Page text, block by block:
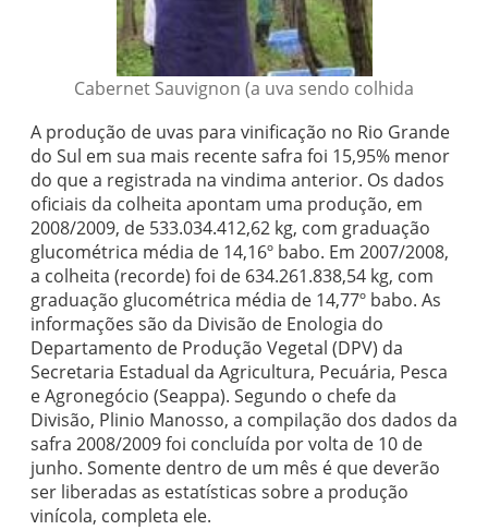
Cabernet Sauvignon (a uva sendo colhida
A produção de uvas para vinificação no Rio Grande
do Sul em sua mais recente safra foi 15,95% menor
do que a registrada na vindima anterior. Os dados
oficiais da colheita apontam uma produção, em
2008/2009, de 533.034.412,62 kg, com graduação
glucométrica média de 14,16º babo. Em 2007/2008,
a colheita (recorde) foi de 634.261.838,54 kg, com
graduação glucométrica média de 14,77º babo. As
informações são da Divisão de Enologia do
Departamento de Produção Vegetal (DPV) da
Secretaria Estadual da Agricultura, Pecuária, Pesca
e Agronegócio (Seappa). Segundo o chefe da
Divisão, Plinio Manosso, a compilação dos dados da
safra 2008/2009 foi concluída por volta de 10 de
junho. Somente dentro de um mês é que deverão
ser liberadas as estatísticas sobre a produção
vinícola, completa ele.